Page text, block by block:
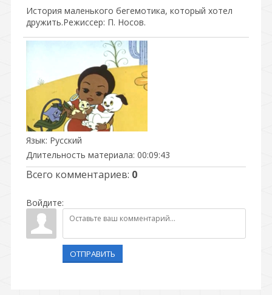
История маленького бегемотика, который хотел
дружить.Режиссер: П. Носов.
Язык: Русский
Длительность материала: 00:09:43
Всего комментариев: 0
Войдите:
ОТПРАВИТЬ